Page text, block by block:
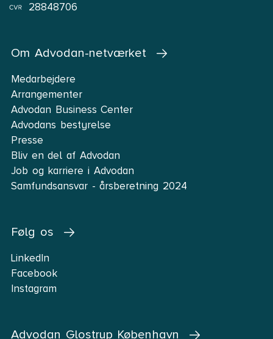
28848706
Om Advodan-netværket
Medarbejdere
Arrangementer
Advodan Business Center
Advodans bestyrelse
Presse
Bliv en del af Advodan
Job og karriere i Advodan
Samfundsansvar - årsberetning 2024
Følg os
LinkedIn
Facebook
Instagram
Advodan Glostrup København